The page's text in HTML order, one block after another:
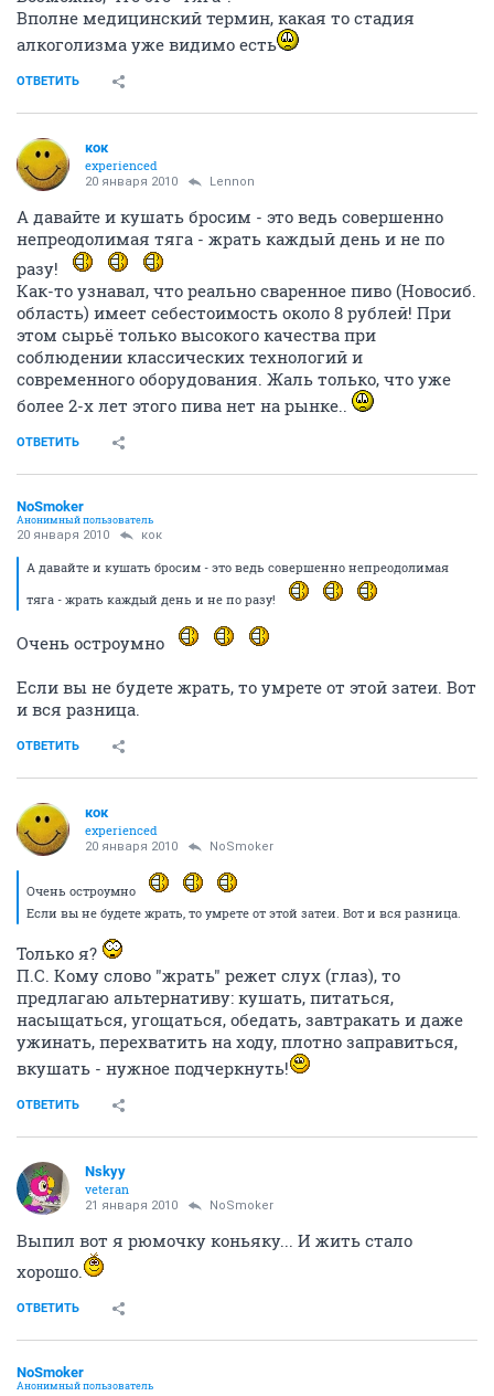
Вполне медицинский термин, какая то стадия
алкоголизма уже видимо есть
ОТВЕТИТЬ
кок
experienced
20 января 2010 Lennon
А давайте и кушать бросим - это ведь совершенно
непреодолимая тяга - жрать каждый день и не по
разу!
Как-то узнавал, что реально сваренное пиво (Новосиб.
область) имеет себестоимость около 8 рублей! При
этом сырьё только высокого качества при
соблюдении классических технологий и
современного оборудования. Жаль только, что уже
более 2-х лет этого пива нет на рынке..
ОТВЕТИТЬ
NoSmoker
Анонимный пользователь
20 января 2010 кок
А давайте и кушать бросим - это ведь совершенно непреодолимая
тяга - жрать каждый день и не по разу!
Очень остроумно
Если вы не будете жрать, то умрете от этой затеи. Вот
и вся разница.
ОТВЕТИТЬ
кок
experienced
20 января 2010 NoSmoker
Очень остроумно
Если вы не будете жрать, то умрете от этой затеи. Вот и вся разница.
Только я?
П.С. Кому слово "жрать" режет слух (глаз), то
предлагаю альтернативу: кушать, питаться,
насыщаться, угощаться, обедать, завтракать и даже
ужинать, перехватить на ходу, плотно заправиться,
вкушать - нужное подчеркнуть!
ОТВЕТИТЬ
Nskyy
veteran
21 января 2010 NoSmoker
Выпил вот я рюмочку коньяку... И жить стало
хорошо.
ОТВЕТИТЬ
NoSmoker
Анонимный пользователь